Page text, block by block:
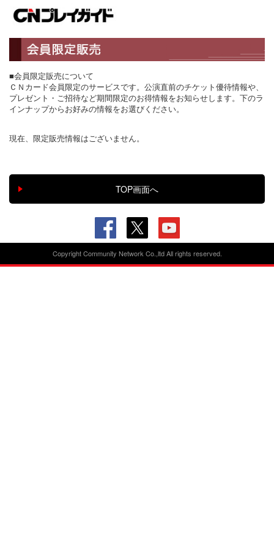
■会員限定販売について
ＣＮカード会員限定のサービスです。公演直前のチケット優待情報や、
プレゼント・ご招待など期間限定のお得情報をお知らせします。下のラ
インナップからお好みの情報をお選びください。
現在、限定販売情報はございません。
Copyright Community Network Co.,ltd All rights reserved.